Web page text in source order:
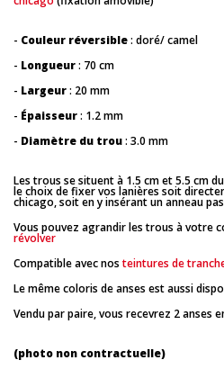
- Couleur réversible: doré/ camel
- Longueur: 70 cm
- Largeur: 20 mm
- Épaisseur: 1.2 mm
- Diamètre du trou: 3.0 mm
Les trous se situent à 1.5 cm et 5.5 cm
le choix de fixer vos lanières soit
chicago, soit en y insérant un anneau
Vous pouvez agrandir les trous à votre
révolver
Compatible avec nosteintures de
Le même coloris de anses est aussi
Vendu par paire, vous recevrez 2 anses
(photo non contractuelle)